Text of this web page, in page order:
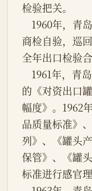
检验把关。
商检自验，巡
全年出口检验
的《对资出口
幅度》。1962
品质量标准》
列》、《罐头
保管》、《罐
标准进行感官